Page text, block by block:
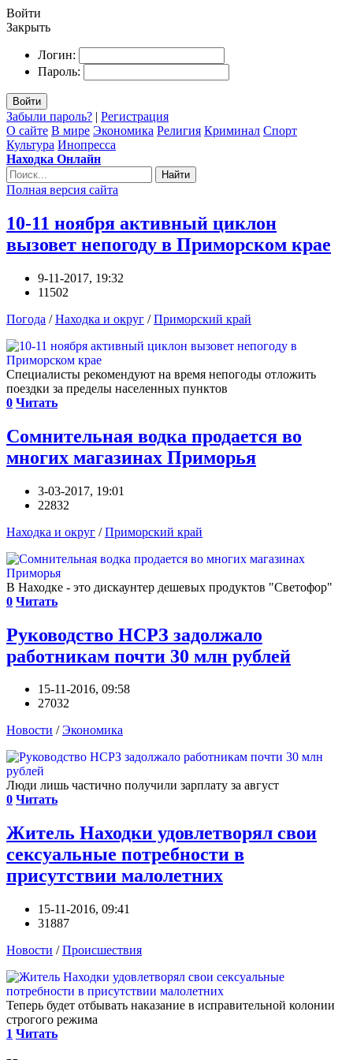
Войти
Закрыть
Логин:
Пароль:
Войти
Забыли пароль? | Регистрация
О сайте В мире Экономика Религия Криминал Спорт
Культура Инопресса
Находка Онлайн
Найти
Полная версия сайта
10-11 ноября активный циклон
вызовет непогоду в Приморском крае
9-11-2017, 19:32
11502
Погода /Находка и округ /Приморский край
Специалисты рекомендуют на время непогоды отложить
поездки за пределы населенных пунктов
0 Читать
Сомнительная водка продается во
многих магазинах Приморья
3-03-2017, 19:01
22832
Находка и округ /Приморский край
В Находке - это дискаунтер дешевых продуктов "Светофор"
0 Читать
Руководство НСРЗ задолжало
работникам почти 30 млн рублей
15-11-2016, 09:58
27032
Новости /Экономика
Люди лишь частично получили зарплату за август
0 Читать
Житель Находки удовлетворял свои
сексуальные потребности в
присутствии малолетних
15-11-2016, 09:41
31887
Новости /Происшествия
Теперь будет отбывать наказание в исправительной колонии
строгого режима
1 Читать